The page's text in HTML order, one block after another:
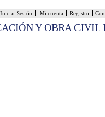
Registro
Mi cuenta
Iniciar Sesión
Y OBRA CIVIL